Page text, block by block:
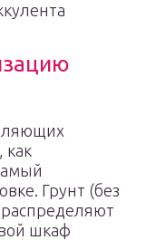
как
Грунт (без
шкаф